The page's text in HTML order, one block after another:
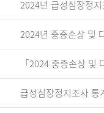
2024년 급성심장정
2024년 중증손상 및
「2024 중증손상 및
급성심장정지조사